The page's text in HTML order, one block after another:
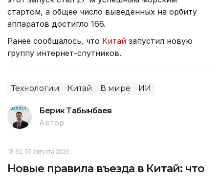
стартом, а общее число выведенных на орбиту
аппаратов достигло 166.
Ранее сообщалось, что Китай запустил новую
группу интернет-спутников.
Технологии Китай В мире ИИ
Берик Табынбаев
Автор
18:32, 05 Августа 2026
Новые правила въезда в Китай: что